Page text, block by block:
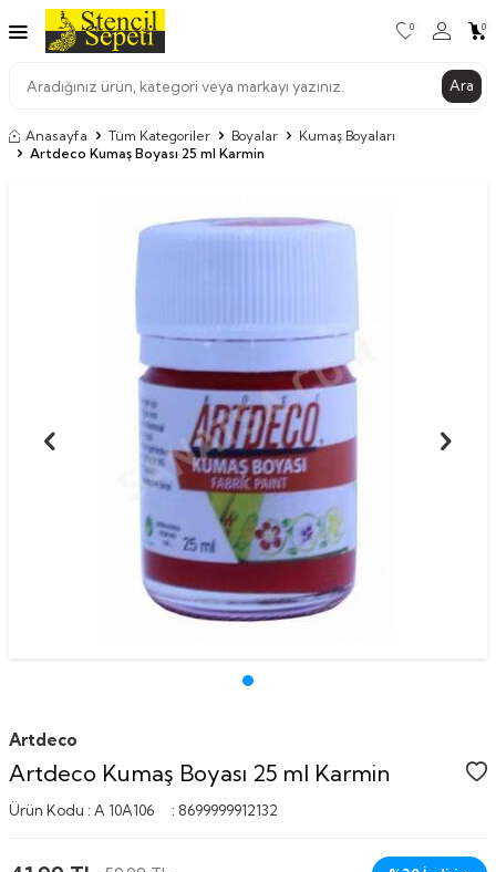
Ara
0 0
Anasayfa Tüm Kategoriler Boyalar
Kumaş Boyaları
Artdeco Kumaş Boyası 25 ml Karmin
Artdeco
Artdeco Kumaş Boyası 25 ml Karmin
Ürün Kodu : A 10A106 : 8699999912132